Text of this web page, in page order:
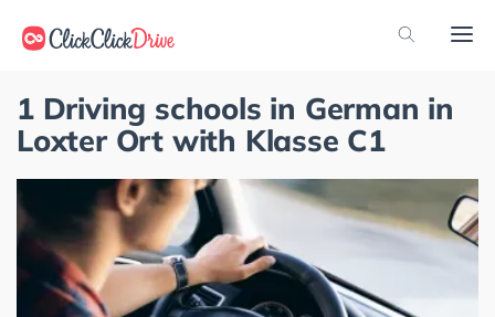
1 Driving schools in German in
Loxter Ort with Klasse C1